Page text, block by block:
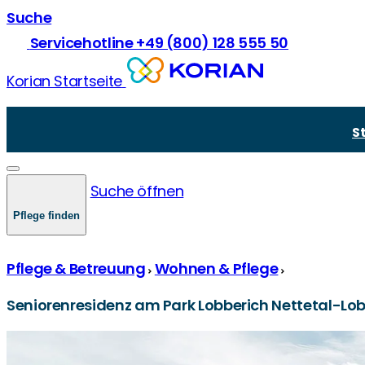
Suche
Servicehotline +49 (800) 128 555 50
Korian Startseite
Vollstationäre Pflege
Demenzpflege
Verhinderungspflege
Junge Pflege
Comorbidität
Über Korian
Unsere Werte
Zukünftige Standorte & Bauprojekte
Pflege und Prävention
Demenz und Pflege
Gesetze und Recht
Pflegegrade
Pflegekasse und -finanzierung
Pflege finden
Suche öffnen
Pflege & Betreuung Wohnen & Pflege
Seniorenresidenz am Park Lobberich Nettetal-